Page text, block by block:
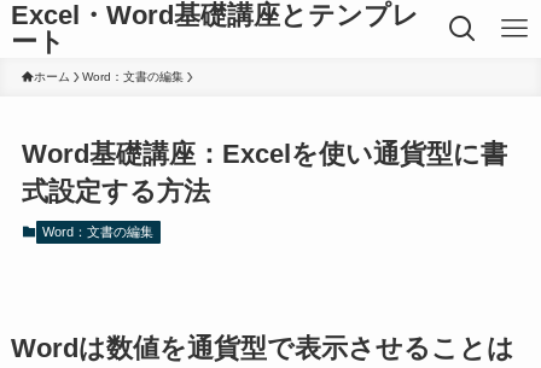
Excel・Word基礎講座とテンプレ
ート
ホーム Word：文書の編集
Word基礎講座：Excelを使い通貨型に書
式設定する方法
Word：文書の編集
Wordは数値を通貨型で表示させることは